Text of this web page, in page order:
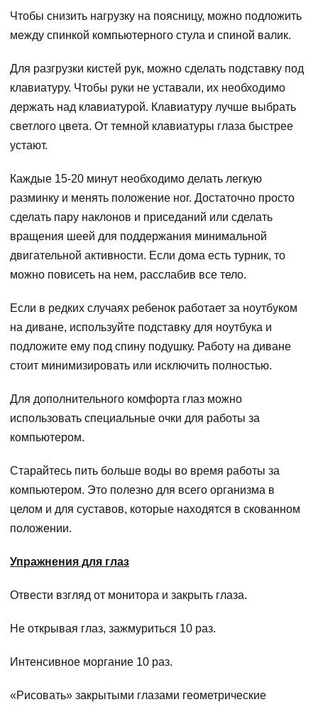
Чтобы снизить нагрузку на поясницу, можно подложить
между спинкой компьютерного стула и спиной валик.
Для разгрузки кистей рук, можно сделать подставку под
клавиатуру. Чтобы руки не уставали, их необходимо
держать над клавиатурой. Клавиатуру лучше выбрать
светлого цвета. От темной клавиатуры глаза быстрее
устают.
Каждые 15-20 минут необходимо делать легкую
разминку и менять положение ног. Достаточно просто
сделать пару наклонов и приседаний или сделать
вращения шеей для поддержания минимальной
двигательной активности. Если дома есть турник, то
можно повисеть на нем, расслабив все тело.
Если в редких случаях ребенок работает за ноутбуком
на диване, используйте подставку для ноутбука и
подложите ему под спину подушку. Работу на диване
стоит минимизировать или исключить полностью.
Для дополнительного комфорта глаз можно
использовать специальные очки для работы за
компьютером.
Старайтесь пить больше воды во время работы за
компьютером. Это полезно для всего организма в
целом и для суставов, которые находятся в скованном
положении.
Упражнения для глаз
Отвести взгляд от монитора и закрыть глаза.
Не открывая глаз, зажмуриться 10 раз.
Интенсивное моргание 10 раз.
«Рисовать» закрытыми глазами геометрические